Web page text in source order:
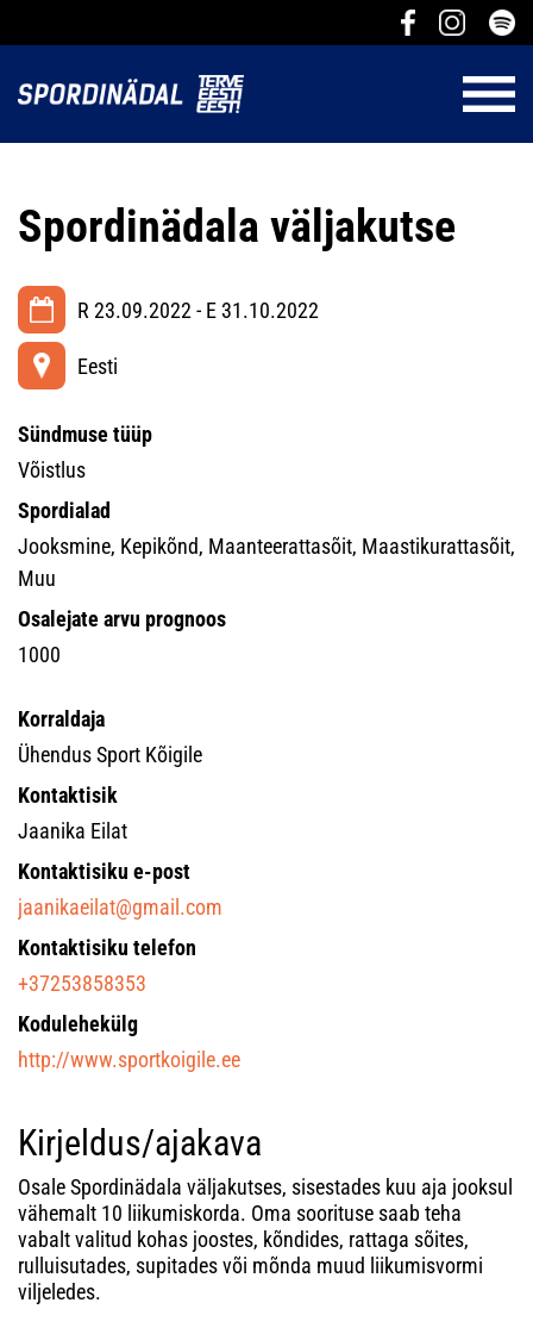
Spordinädala väljakutse
R 23.09.2022 - E 31.10.2022
Eesti
Sündmuse tüüp
Võistlus
Spordialad
Jooksmine, Kepikõnd, Maanteerattasõit, Maastikurattasõit,
Muu
Osalejate arvu prognoos
1000
Korraldaja
Ühendus Sport Kõigile
Kontaktisik
Jaanika Eilat
Kontaktisiku e-post
jaanikaeilat@gmail.com
Kontaktisiku telefon
+37253858353
Kodulehekülg
http://www.sportkoigile.ee
Kirjeldus/ajakava
Osale Spordinädala väljakutses, sisestades kuu aja jooksul
vähemalt 10 liikumiskorda. Oma soorituse saab teha
vabalt valitud kohas joostes, kõndides, rattaga sõites,
rulluisutades, supitades või mõnda muud liikumisvormi
viljeledes.